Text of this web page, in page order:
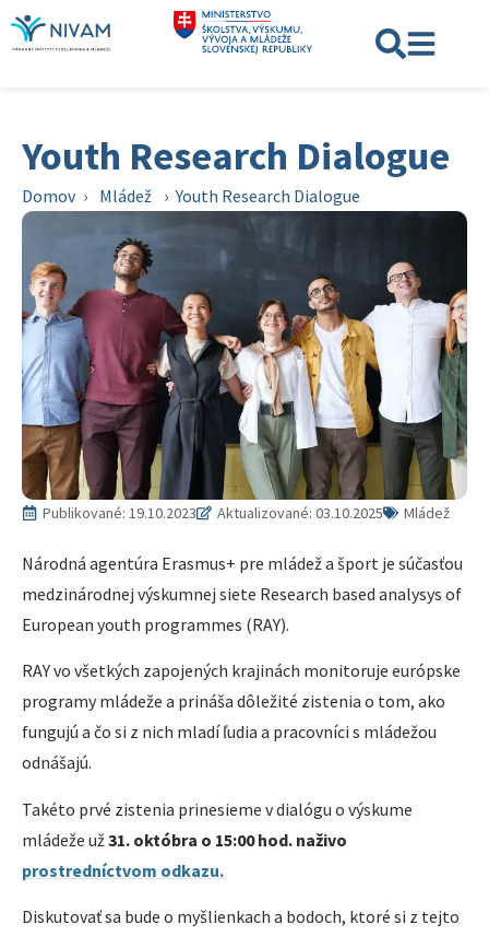
Youth Research Dialogue
Domov › Mládež › Youth Research Dialogue
Publikované: 19.10.2023 Aktualizované: 03.10.2025 Mládež
Národná agentúra Erasmus+ pre mládež a šport je súčasťou
medzinárodnej výskumnej siete Research based analysys of
European youth programmes (RAY).
RAY vo všetkých zapojených krajinách monitoruje európske
programy mládeže a prináša dôležité zistenia o tom, ako
fungujú a čo si z nich mladí ľudia a pracovníci s mládežou
odnášajú.
Takéto prvé zistenia prinesieme v dialógu o výskume
mládeže už31. októbra o 15:00 hod. naživo
prostredníctvom odkazu.
Diskutovať sa bude o myšlienkach a bodoch, ktoré si z tejto